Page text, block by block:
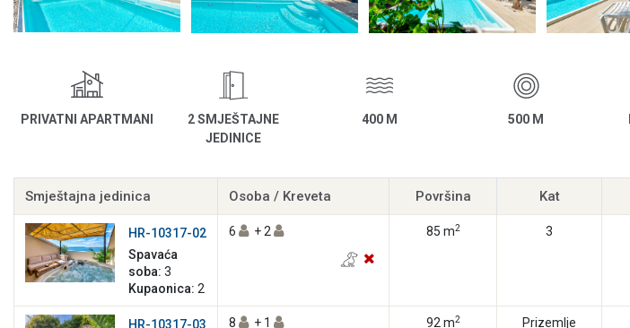
PRIVATNI APARTMANI
2 SMJEŠTAJNE
JEDINICE
400 M 500 M
Smještajna jedinica Osoba / Kreveta Površina Kat
HR-10317-02
Spavaća
soba: 3
Kupaonica: 2
6 + 2 85 m2 3
HR-10317-03
8 + 1 92 m2 Prizemlje